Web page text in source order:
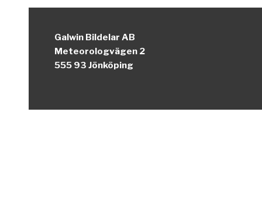
Galwin Bildelar AB
Meteorologvägen 2
555 93 Jönköping